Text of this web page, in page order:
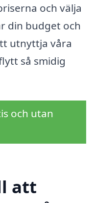
och välja
din budget och
utnyttja våra
så smidig
och utan
att